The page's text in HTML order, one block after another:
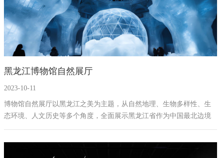
黑龙江博物馆自然展厅
2023-10-11
博物馆自然展厅以黑龙江之美为主题，从自然地理、生物多样性、生
态环境、人文历史等多个角度，全面展示黑龙江省作为中国最北边境
地区的独特魅力和丰富内涵。本展厅按照参观顺序分为四个区域：冰